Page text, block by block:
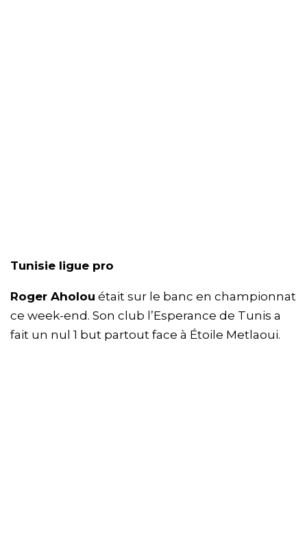
Tunisie ligue pro
Roger Aholou était sur le banc en championnat
ce week-end. Son club l’Esperance de Tunis a
fait un nul 1 but partout face à Étoile Metlaoui.